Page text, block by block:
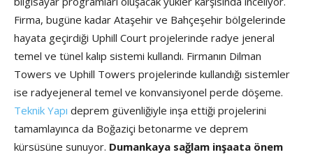
Firma, bugüne kadar Ataşehir ve Bahçeşehir bölgelerinde
hayata geçirdiği Uphill Court projelerinde radye jeneral
temel ve tünel kalıp sistemi kullandı. Firmanın Dilman
Towers ve Uphill Towers projelerinde kullandığı sistemler
ise radyejeneral temel ve konvansiyonel perde döşeme.
Teknik Yapı deprem güvenliğiyle inşa ettiği projelerini
tamamlayınca da Boğaziçi betonarme ve deprem
kürsüsüne sunuyor. Dumankaya sağlam inşaata önem